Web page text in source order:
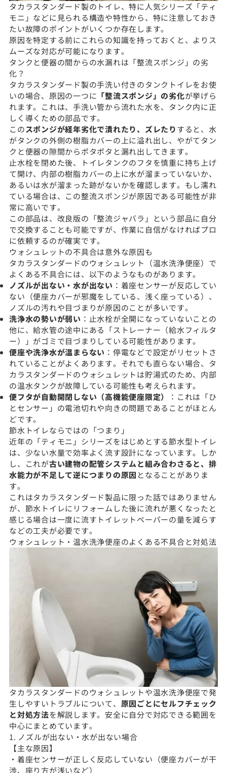
タカラスタンダード製のトイレ、特に人気シリーズ「ティ
モニ」などに見られる構造や特性から、特に注意しておき
たい故障のポイントがいくつか存在します。
原因を特定する前にこれらの知識を持っておくと、よりス
ムーズな対応が可能になります。
タンクと便器の間からの水漏れは「整流スポンジ」の劣
化？
タカラスタンダード製の手洗い付きのタンクトイレをお使
いの場合、原因の一つに 「整流スポンジ」の劣化が挙げら
れます。これは、手洗い管から流れた水を、タンク内に正
しく導くための部品です。
このスポンジが経年劣化で潰れたり、ズレたりすると、水
がタンクの外側の樹脂カバーの上に溢れ出し、やがてタン
クと便器の隙間からポタポタと漏れ出してきます。
止水栓を閉めた後、トイレタンクのフタを慎重に持ち上げ
て開け、内部の樹脂カバーの上に水が溜まっていないか、
あるいは水が溜まった跡がないかを確認します。もし濡れ
ている場合は、この整流スポンジが原因である可能性が非
常に高いです。
この部品は、改良版の「整流ジャバラ」という部品に自分
で交換することも可能ですが、作業に自信がなければプロ
に依頼するのが確実です。
ウォシュレットの不具合は意外な原因も
タカラスタンダードのウォシュレット（温水洗浄便座）で
よくある不具合には、以下のようなものがあります。
ノズルが出ない・水が出ない ：着座センサーが反応してい
ない（便座カバーが邪魔をしている、浅く座っている）、
ノズルの汚れや目づまりが原因のことが多いです。
洗浄水の勢いが弱い ：止水栓が全開になっていないことの
他に、給水管の途中にある「ストレーナー（給水フィルタ
ー）」がゴミで目づまりしている可能性があります。
便座や洗浄水が温まらない ：停電などで設定がリセットさ
れていることがよくあります。それでも直らない場合、タ
カラスタンダードのウォシュレットは貯湯式のため、内部
の温水タンクが故障している可能性も考えられます。
便フタが自動開閉しない（高機能便座限定）
：これは「ひ
とセンサー」の電池切れや向きの問題であることがほとん
どです。
節水トイレならではの「つまり」
近年の「ティモニ」シリーズをはじめとする節水型トイレ
は、少ない水量で効率よく流す設計になっています。しか
し、これが古い建物の配管システムと組み合わさると、排
水能力が不足して逆につまりの原因 となることがありま
す。
これはタカラスタンダード製品に限った話ではありません
が、節水トイレにリフォームした後に流れが悪くなったと
感じる場合は一度に流すトイレットペーパーの量を減らす
などの工夫が必要です。
ウォシュレット・温水洗浄便座のよくある不具合と対処法
タカラスタンダードのウォシュレットや温水洗浄便座で発
生しやすいトラブルについて、 原因ごとにセルフチェック
と対処方法を解説します。安全に自分で対応できる範囲を
中心にまとめています。
1. ノズルが出ない・水が出ない場合
【主な原因】
・着座センサーが正しく反応していない（便座カバーが干
渉、座り方が浅いなど）